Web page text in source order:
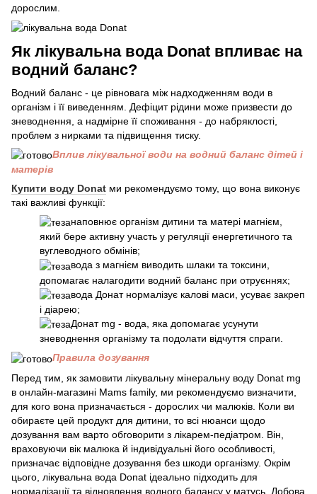
дорослим.
Як лікувальна вода Donat впливає на
водний баланс?
Водний баланс - це рівновага між надходженням води в
організм і її виведенням. Дефіцит рідини може призвести до
зневоднення, а надмірне її споживання - до набряклості,
проблем з нирками та підвищення тиску.
Вплив лікувальної води на водний баланс дітей і
матерів
Купити воду Donat ми рекомендуємо тому, що вона виконує
такі важливі функції:
наповнює організм дитини та матері магнієм,
який бере активну участь у регуляції енергетичного та
вуглеводного обмінів;
вода з магнієм виводить шлаки та токсини,
допомагає налагодити водний баланс при отруєннях;
вода Донат нормалізує калові маси, усуває закреп
і діарею;
Донат mg - вода, яка допомагає усунути
зневоднення організму та подолати відчуття спраги.
Правила дозування
Перед тим, як замовити лікувальну мінеральну воду Donat mg
в онлайн-магазині Mams family, ми рекомендуємо визначити,
для кого вона призначається - дорослих чи малюків. Коли ви
обираєте цей продукт для дитини, то всі нюанси щодо
дозування вам варто обговорити з лікарем-педіатром. Він,
враховуючи вік малюка й індивідуальні його особливості,
призначає відповідне дозування без шкоди організму. Окрім
цього, лікувальна вода Donat ідеально підходить для
нормалізації та відновлення водного балансу у матусь. Добова